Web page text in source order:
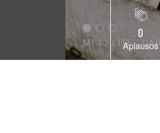
0
Aplausos